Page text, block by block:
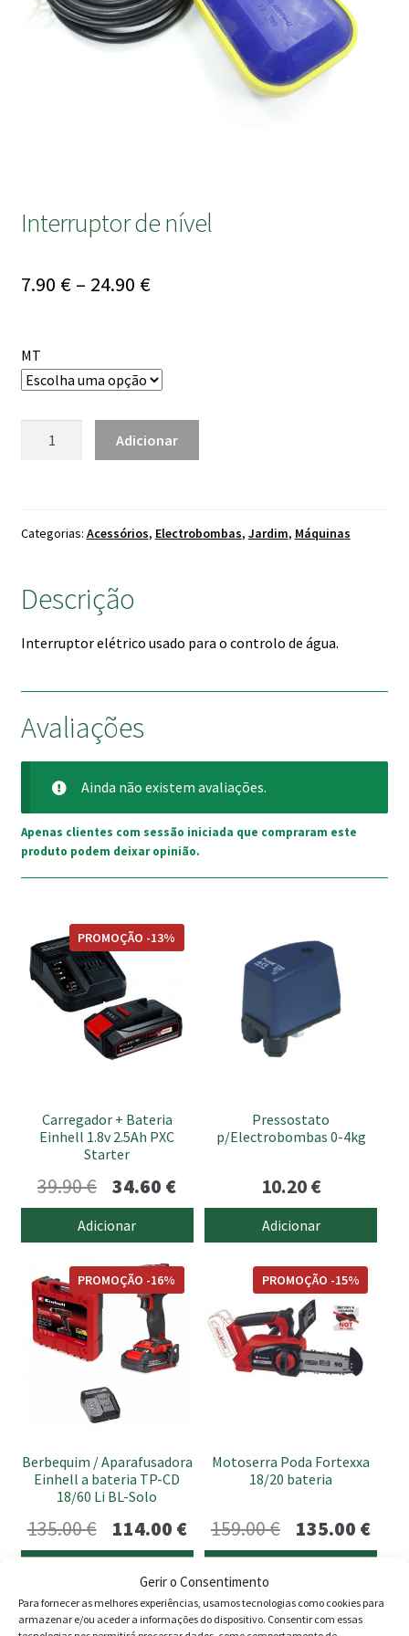
Gerir o Consentimento
Para fornecer as melhores experiências, usamos tecnologias como cookies para
armazenar e/ou aceder a informações do dispositivo. Consentir com essas
Interruptor de nível
7.90 € – 24.90 €Price
through
24.90 €
MT
Adicionar
Categorias: Acessórios, Electrobombas, Jardim, Máquinas
Descrição
Interruptor elétrico usado para o controlo de água.
Avaliações
Ainda não existem avaliações.
Apenas clientes com sessão iniciada que compraram este
produto podem deixar opinião.
Carregador + Bateria
Einhell 1.8v 2.5Ah PXC
Starter
PROMOÇÃO -13%
39.90€
O
preço
original
era:
39.90 €.
34.60 €O
preço
atual
34.60 €.
Adicionar
Pressostato
p/Electrobombas 0-4kg
10.20€
Adicionar
Berbequim / Aparafusadora
Einhell a bateria TP-CD
18/60 Li BL-Solo
PROMOÇÃO -16%
135.00€
preço
original
era:
114.00 €O
preço
atual
é:
Motoserra Poda Fortexxa
18/20 bateria
PROMOÇÃO -15%
159.00€
preço
era:
135.00 €O